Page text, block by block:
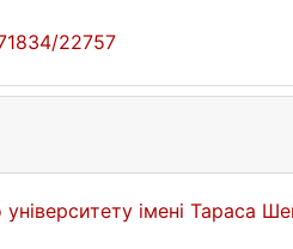
22757
університету імені Тараса